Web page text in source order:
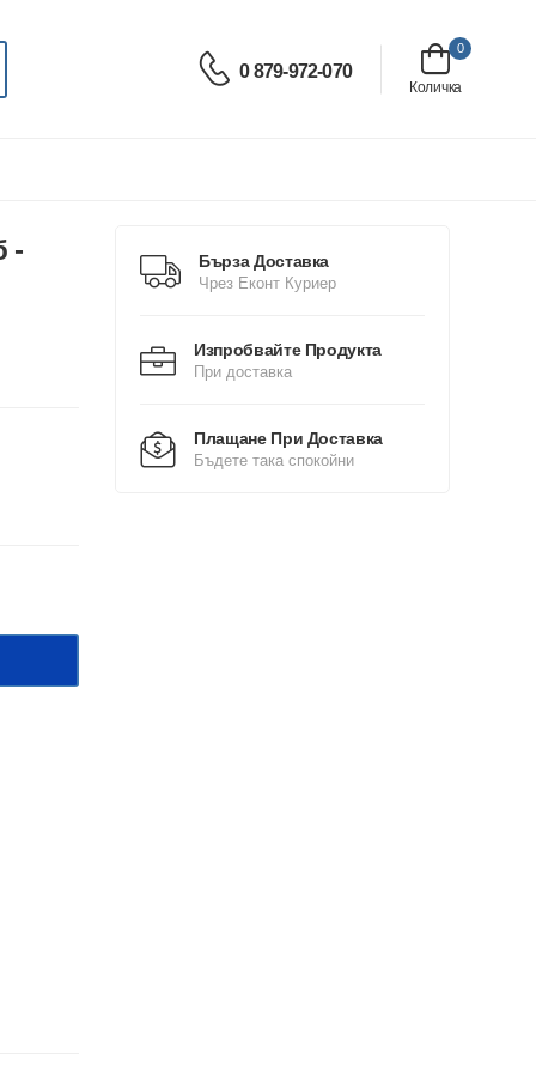
0 879-972-070
0
Количка
-
Бърза Доставка
Чрез Еконт Куриер
Изпробвайте Продукта
При доставка
Плащане При Доставка
Бъдете така спокойни